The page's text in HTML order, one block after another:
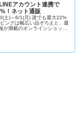
アカウント連携で
！ネット通販
土)～6/1(月) 誰でも最大22%
ングは幅広い品ぞろえと、最
が満載のオンラインショッピ